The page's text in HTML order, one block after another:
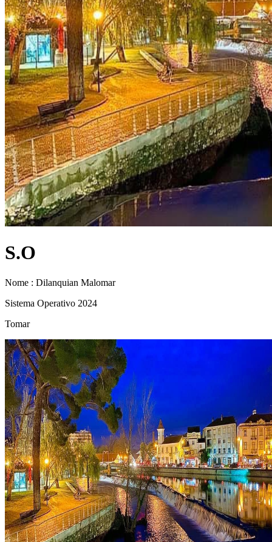
S.O
Nome : Dilanquian Malomar
Sistema Operativo 2024
Tomar